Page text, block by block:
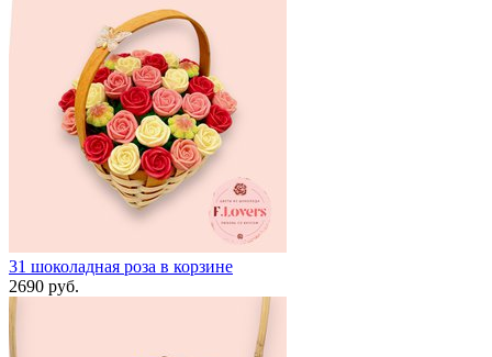
31 шоколадная роза в корзине
2690 руб.